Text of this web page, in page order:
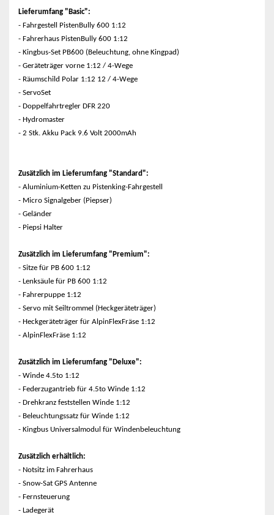
Lieferumfang "Basic":
- Fahrgestell PistenBully 600 1:12
- Fahrerhaus PistenBully 600 1:12
- Kingbus-Set PB600 (Beleuchtung, ohne Kingpad)
- Geräteträger vorne 1:12 / 4-Wege
- Räumschild Polar 1:12 12 / 4-Wege
- ServoSet
- Doppelfahrtregler DFR 220
- Hydromaster
- 2 Stk. Akku Pack 9.6 Volt 2000mAh
Zusätzlich im Lieferumfang "Standard":
- Aluminium-Ketten zu Pistenking-Fahrgestell
- Micro Signalgeber (Piepser)
- Geländer
- Piepsi Halter
Zusätzlich im Lieferumfang "Premium":
- Sitze für PB 600 1:12
- Lenksäule für PB 600 1:12
- Fahrerpuppe 1:12
- Servo mit Seiltrommel (Heckgeräteträger)
- Heckgeräteträger für AlpinFlexFräse 1:12
- AlpinFlexFräse 1:12
Zusätzlich im Lieferumfang "Deluxe":
- Winde 4.5to 1:12
- Federzugantrieb für 4.5to Winde 1:12
- Drehkranz feststellen Winde 1:12
- Beleuchtungssatz für Winde 1:12
- Kingbus Universalmodul für Windenbeleuchtung
Zusätzlich erhältlich:
- Notsitz im Fahrerhaus
- Snow-Sat GPS Antenne
- Fernsteuerung
- Ladegerät